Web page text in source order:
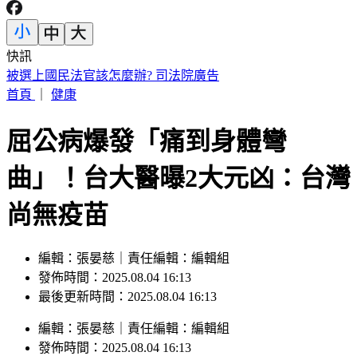
快訊
IU無預警召喚前男友 韓網替「她」心疼：很不舒服
首頁
健康
屈公病爆發「痛到身體彎
曲」！台大醫曝2大元凶：台灣
尚無疫苗
編輯：張晏慈｜責任編輯：編輯組
發佈時間：2025.08.04 16:13
最後更新時間：2025.08.04 16:13
編輯 ： 張晏慈 責任編輯 ： 編輯組
發佈時間： 2025.08.04 16:13